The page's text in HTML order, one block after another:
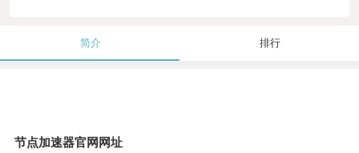
简介 排行
节点加速器官网网址